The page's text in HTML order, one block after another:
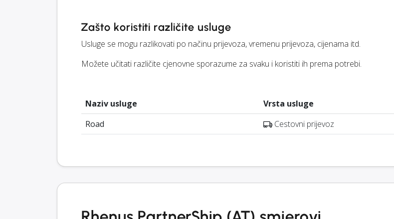
Zašto koristiti različite usluge
Usluge se mogu razlikovati po načinu prijevoza, vremenu prijevoza, cijenama itd.
Možete učitati različite cjenovne sporazume za svaku i koristiti ih prema potrebi.
Naziv usluge
Vrsta usluge
Road
Cestovni prijevoz